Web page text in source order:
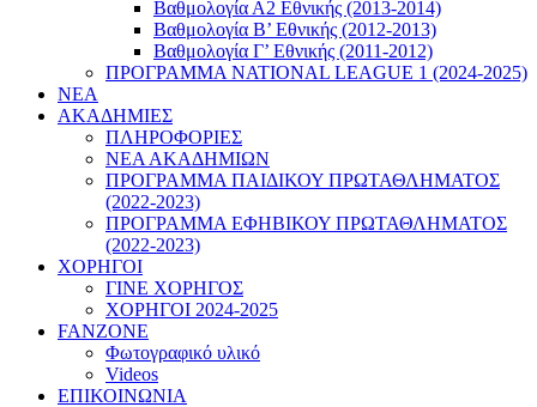
Βαθμολογία Α2 Εθνικής (2013-2014)
Βαθμολογία Β’ Εθνικής (2012-2013)
Βαθμολογία Γ’ Εθνικής (2011-2012)
ΠΡΟΓΡΑΜΜΑ NATIONAL LEAGUE 1 (2024-2025)
ΝΕΑ
ΑΚΑΔΗΜΙΕΣ
ΠΛΗΡΟΦΟΡΙΕΣ
ΝΕΑ ΑΚΑΔΗΜΙΩΝ
ΠΡΟΓΡΑΜΜΑ ΠΑΙΔΙΚΟΥ ΠΡΩΤΑΘΛΗΜΑΤΟΣ
(2022-2023)
ΠΡΟΓΡΑΜΜΑ ΕΦΗΒΙΚΟΥ ΠΡΩΤΑΘΛΗΜΑΤΟΣ
(2022-2023)
ΧΟΡΗΓΟΙ
ΓΙΝΕ ΧΟΡΗΓΟΣ
ΧΟΡΗΓΟΙ 2024-2025
FANZONE
Φωτογραφικό υλικό
Videos
ΕΠΙΚΟΙΝΩΝΙΑ